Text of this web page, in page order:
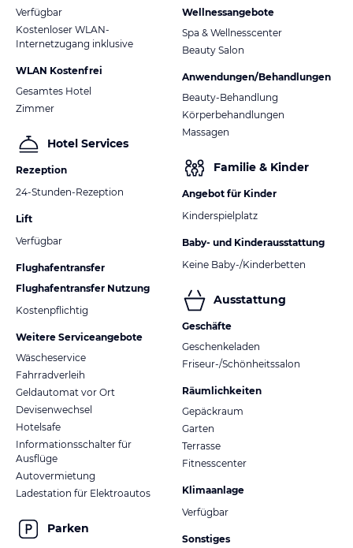
Verfügbar
Kostenloser WLAN-
Internetzugang inklusive
WLAN Kostenfrei
Gesamtes Hotel
Zimmer
Hotel Services
Rezeption
24-Stunden-Rezeption
Lift
Verfügbar
Flughafentransfer
Flughafentransfer Nutzung
Kostenpflichtig
Weitere Serviceangebote
Wäscheservice
Fahrradverleih
Geldautomat vor Ort
Devisenwechsel
Hotelsafe
Informationsschalter für
Ausflüge
Autovermietung
Ladestation für Elektroautos
Parken
Wellnessangebote
Spa & Wellnesscenter
Beauty Salon
Anwendungen/Behandlungen
Beauty-Behandlung
Körperbehandlungen
Massagen
Familie & Kinder
Angebot für Kinder
Kinderspielplatz
Baby- und Kinderausstattung
Keine Baby-/Kinderbetten
Ausstattung
Geschäfte
Geschenkeladen
Friseur-/Schönheitssalon
Räumlichkeiten
Gepäckraum
Garten
Terrasse
Fitnesscenter
Klimaanlage
Verfügbar
Sonstiges